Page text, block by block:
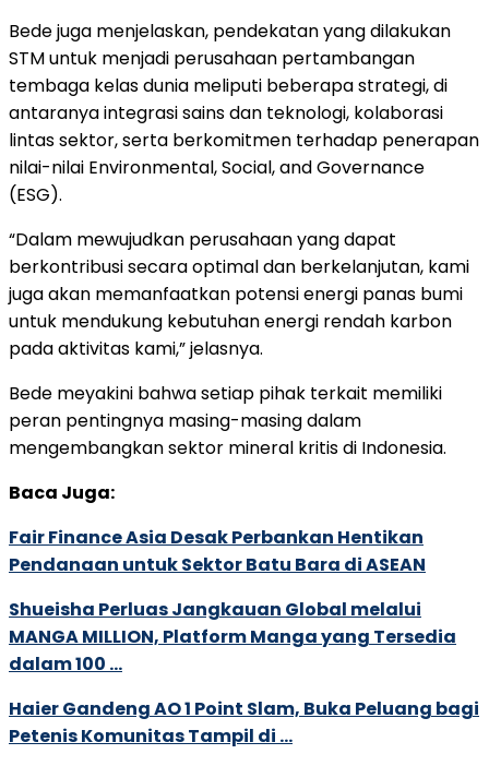
Bede juga menjelaskan, pendekatan yang dilakukan
STM untuk menjadi perusahaan pertambangan
tembaga kelas dunia meliputi beberapa strategi, di
antaranya integrasi sains dan teknologi, kolaborasi
lintas sektor, serta berkomitmen terhadap penerapan
nilai-nilai Environmental, Social, and Governance
(ESG).
“Dalam mewujudkan perusahaan yang dapat
berkontribusi secara optimal dan berkelanjutan, kami
juga akan memanfaatkan potensi energi panas bumi
untuk mendukung kebutuhan energi rendah karbon
pada aktivitas kami,” jelasnya.
Bede meyakini bahwa setiap pihak terkait memiliki
peran pentingnya masing-masing dalam
mengembangkan sektor mineral kritis di Indonesia.
Baca Juga:
Fair Finance Asia Desak Perbankan Hentikan
Pendanaan untuk Sektor Batu Bara di ASEAN
Shueisha Perluas Jangkauan Global melalui
MANGA MILLION, Platform Manga yang Tersedia
dalam 100 …
Haier Gandeng AO 1 Point Slam, Buka Peluang bagi
Petenis Komunitas Tampil di …